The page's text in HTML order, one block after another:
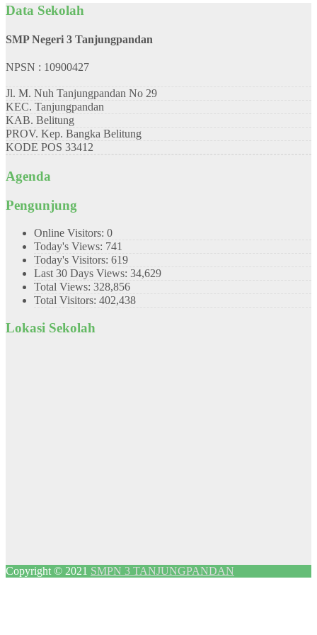
Data Sekolah
SMP Negeri 3 Tanjungpandan
NPSN : 10900427
Jl. M. Nuh Tanjungpandan No 29
KEC. Tanjungpandan
KAB. Belitung
PROV. Kep. Bangka Belitung
KODE POS 33412
Agenda
Pengunjung
Online Visitors: 0
Today's Views: 741
Today's Visitors: 619
Last 30 Days Views: 34,629
Total Views: 328,856
Total Visitors: 402,438
Lokasi Sekolah
Copyright © 2021 SMPN 3 TANJUNGPANDAN